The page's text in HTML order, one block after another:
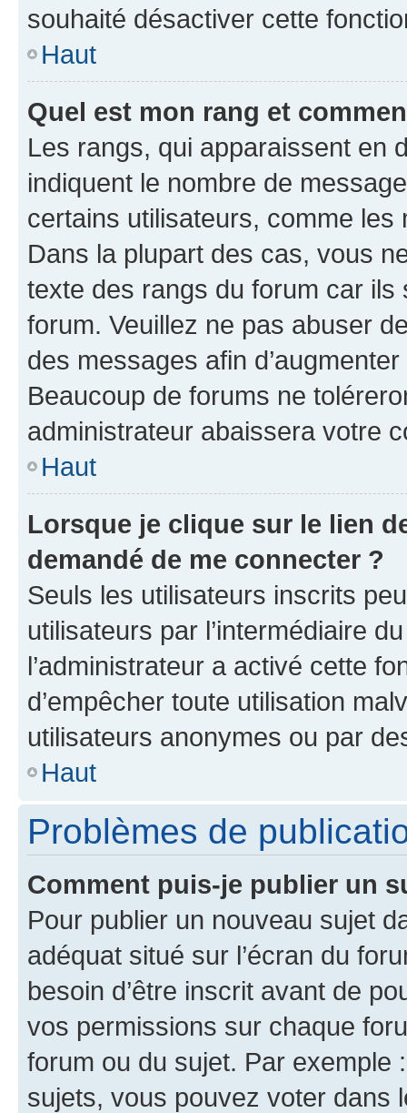
souhaité désactiver cette
Haut
Quel est mon rang et
Les rangs, qui apparaissent en
indiquent le nombre de
certains utilisateurs, comme
Dans la plupart des cas, vous
texte des rangs du forum car ils
forum. Veuillez ne pas abuser
des messages afin
Beaucoup de forums ne
administrateur abaissera votre
Haut
Lorsque je clique sur le lien
demandé de me connecter ?
Seuls les utilisateurs inscrits
utilisateurs par l’intermédiaire
l’administrateur a activé cette
d’empêcher toute utilisation
utilisateurs anonymes ou par
Haut
Problèmes de
Comment puis-je publier un
Pour publier un nouveau sujet
adéquat situé sur l’écran du
besoin d’être inscrit avant de
vos permissions sur chaque
forum ou du sujet. Par exemple
sujets, vous pouvez voter dans